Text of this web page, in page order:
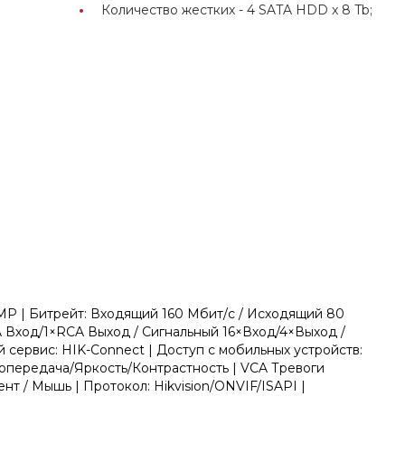
Количество жестких -4 SATA HDD x 8 Tb;
| Битрейт: Входящий 160 Мбит/с / Исходящий 80
1×RCA Выход / Сигнальный 16×Вход/4×Выход /
HIK-Connect | Доступ с мобильных устройств:
Яркость/Контрастность | VCA Тревоги
/ Мышь | Протокол: Hikvision/ONVIF/ISAPI |